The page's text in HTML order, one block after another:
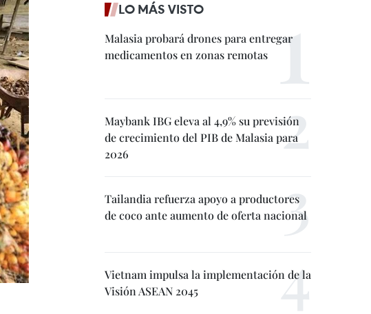
LO MÁS VISTO
Malasia probará drones para entregar
medicamentos en zonas remotas
Maybank IBG eleva al 4,9% su previsión
de crecimiento del PIB de Malasia para
2026
Tailandia refuerza apoyo a productores
de coco ante aumento de oferta nacional
Vietnam impulsa la implementación de la
Visión ASEAN 2045